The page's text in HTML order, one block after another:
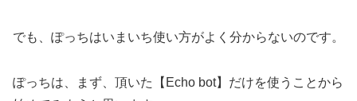
でも、ぽっちはいまいち使い方がよく分からないのです。
ぽっちは、まず、頂いた【Echo bot】だけを使うことから